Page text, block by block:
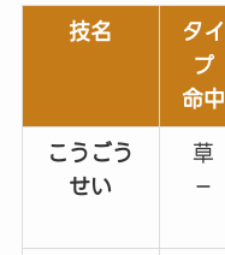
技名
タイ
プ
命中
こうごう
せい
草
－